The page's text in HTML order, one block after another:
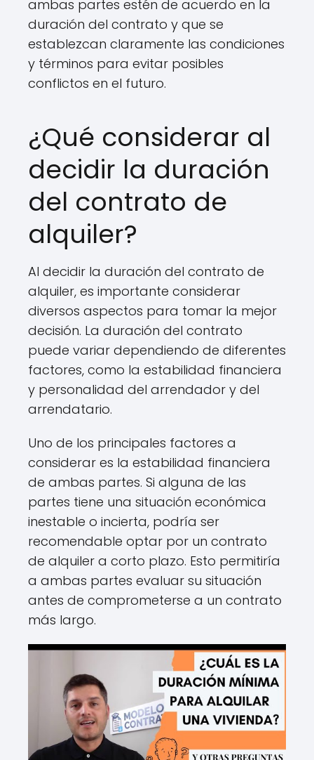
ambas partes estén de acuerdo en la
duración del contrato y que se
establezcan claramente las condiciones
y términos para evitar posibles
conflictos en el futuro.
¿Qué considerar al
decidir la duración
del contrato de
alquiler?
Al decidir la duración del contrato de
alquiler, es importante considerar
diversos aspectos para tomar la mejor
decisión. La duración del contrato
puede variar dependiendo de diferentes
factores, como la estabilidad financiera
y personalidad del arrendador y del
arrendatario.
Uno de los principales factores a
considerar es la estabilidad financiera
de ambas partes. Si alguna de las
partes tiene una situación económica
inestable o incierta, podría ser
recomendable optar por un contrato
de alquiler a corto plazo. Esto permitiría
a ambas partes evaluar su situación
antes de comprometerse a un contrato
más largo.